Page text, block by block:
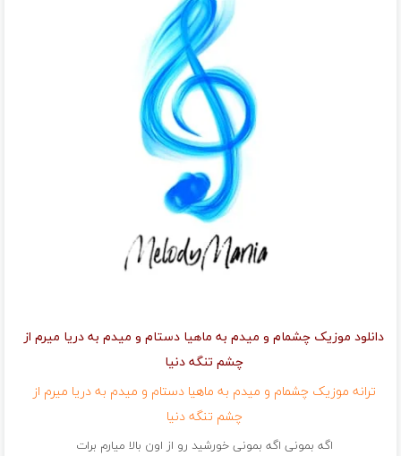
دانلود موزیک چشمام و ميدم به ماهيا دستام و ميدم به دريا ميرم از
چشم تنگه دنيا
ترانه موزیک چشمام و ميدم به ماهيا دستام و ميدم به دريا ميرم از
چشم تنگه دنيا
اگه بمونی اگه بمونی خورشيد رو از اون بالا میارم برات